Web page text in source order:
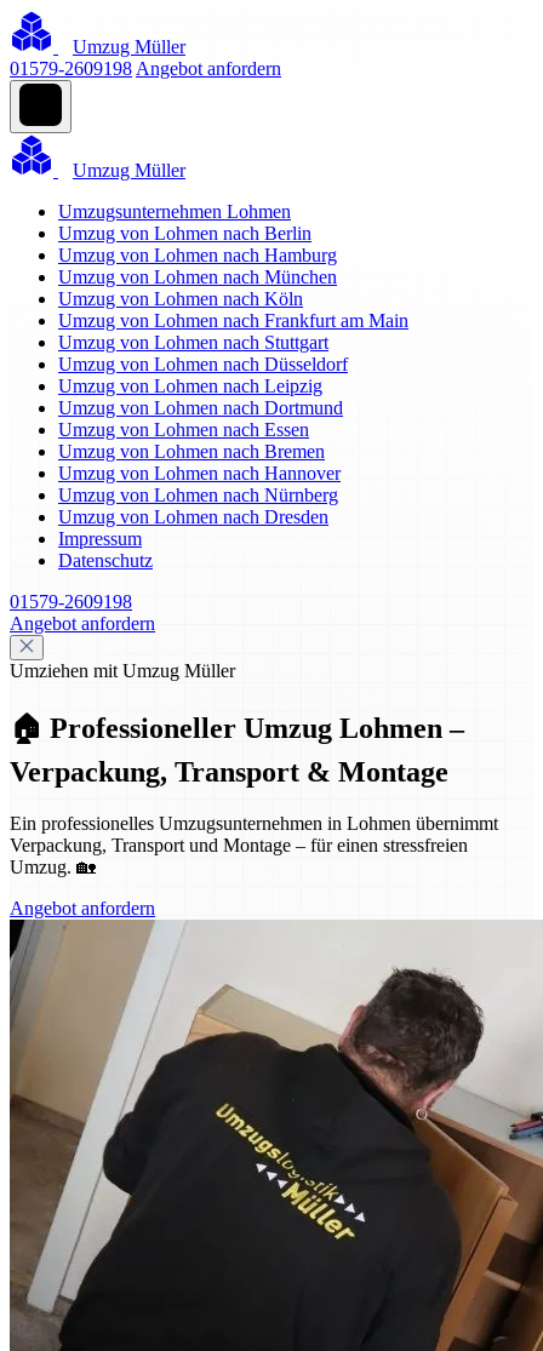
Umzug Müller
01579-2609198 Angebot anfordern
Umzug Müller
Umzugsunternehmen Lohmen
Umzug von Lohmen nach Berlin
Umzug von Lohmen nach Hamburg
Umzug von Lohmen nach München
Umzug von Lohmen nach Köln
Umzug von Lohmen nach Frankfurt am Main
Umzug von Lohmen nach Stuttgart
Umzug von Lohmen nach Düsseldorf
Umzug von Lohmen nach Leipzig
Umzug von Lohmen nach Dortmund
Umzug von Lohmen nach Essen
Umzug von Lohmen nach Bremen
Umzug von Lohmen nach Hannover
Umzug von Lohmen nach Nürnberg
Umzug von Lohmen nach Dresden
Impressum
Datenschutz
01579-2609198
Angebot anfordern
Umziehen mit Umzug Müller
🏠 Professioneller Umzug Lohmen –
Verpackung, Transport & Montage
Ein professionelles Umzugsunternehmen in Lohmen übernimmt
Verpackung, Transport und Montage – für einen stressfreien
Umzug. 🏡
Angebot anfordern